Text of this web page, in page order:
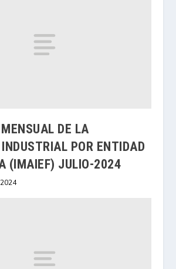
DE LA
POR ENTIDAD
(IMAIEF) JULIO-2024